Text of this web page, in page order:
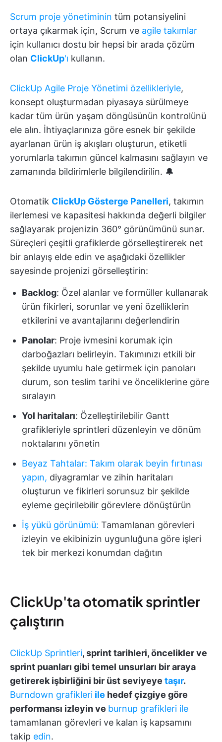
Scrum proje yönetiminin tüm potansiyelini
ortaya çıkarmak için, Scrum ve agile takımlar
için kullanıcı dostu bir hepsi bir arada çözüm
olan ClickUp'ı kullanın.
ClickUp Agile Proje Yönetimi özellikleriyle,
konsept oluşturmadan piyasaya sürülmeye
kadar tüm ürün yaşam döngüsünün kontrolünü
ele alın. İhtiyaçlarınıza göre esnek bir şekilde
ayarlanan ürün iş akışları oluşturun, etiketli
yorumlarla takımın güncel kalmasını sağlayın ve
zamanında bildirimlerle bilgilendirilin. 🔔
Otomatik ClickUp Gösterge Panelleri, takımın
ilerlemesi ve kapasitesi hakkında değerli bilgiler
sağlayarak projenizin 360° görünümünü sunar.
Süreçleri çeşitli grafiklerde görselleştirerek net
bir anlayış elde edin ve aşağıdaki özellikler
sayesinde projenizi görselleştirin:
Backlog: Özel alanlar ve formüller kullanarak
ürün fikirleri, sorunlar ve yeni özelliklerin
etkilerini ve avantajlarını değerlendirin
Panolar: Proje ivmesini korumak için
darboğazları belirleyin. Takımınızı etkili bir
şekilde uyumlu hale getirmek için panoları
durum, son teslim tarihi ve önceliklerine göre
sıralayın
Yol haritaları: Özelleştirilebilir Gantt
grafikleriyle sprintleri düzenleyin ve dönüm
noktalarını yönetin
Beyaz Tahtalar: Takım olarak beyin fırtınası
yapın, diyagramlar ve zihin haritaları
oluşturun ve fikirleri sorunsuz bir şekilde
eyleme geçirilebilir görevlere dönüştürün
İş yükü görünümü: Tamamlanan görevleri
izleyin ve ekibinizin uygunluğuna göre işleri
tek bir merkezi konumdan dağıtın
ClickUp'ta otomatik sprintler
çalıştırın
ClickUp Sprintleri, sprint tarihleri, öncelikler ve
sprint puanları gibi temel unsurları bir araya
getirerek işbirliğini bir üst seviyeye taşır.
Burndown grafikleri ile hedef çizgiye göre
performansı izleyin ve burnup grafikleri ile
tamamlanan görevleri ve kalan iş kapsamını
takip edin.